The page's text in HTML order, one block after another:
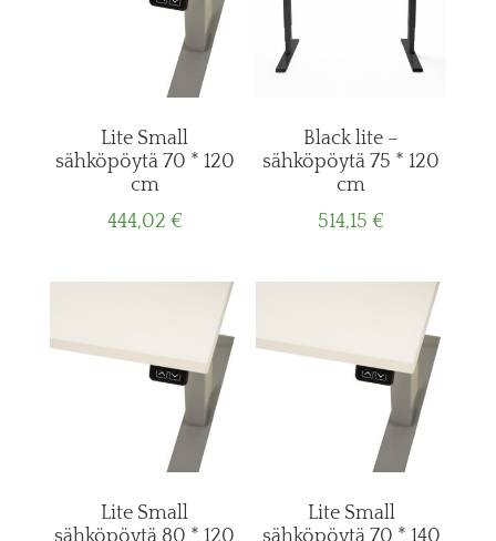
Lite Small
sähköpöytä 70 * 120
cm
444,02 €
Black lite –
sähköpöytä 75 * 120
cm
514,15€
Lite Small
Lite Small